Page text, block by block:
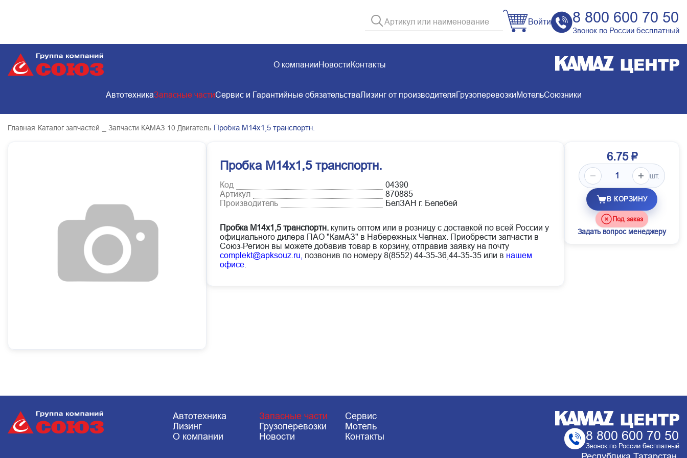
Войти 8 800 600 70 50
Звонок по России бесплатный
О компанииНовостиКонтакты
АвтотехникаЗапасные частиСервис и Гарантийные обязательстваЛизинг от производителяГрузоперевозкиМотельСоюзники
Главная Каталог запчастей _ Запчасти КАМАЗ 10 Двигатель Пробка М14х1,5 транспортн.
Пробка М14х1,5 транспортн.
Код
04390
Артикул
870885
Производитель
БелЗАН г. Белебей
Пробка М14х1,5 транспортн. купить оптом или в розницу с доставкой по всей России у
официального дилера ПАО "КамАЗ" в Набережных Челнах. Приобрести запчасти в
Союз-Регион вы можете добавив товар в корзину, отправив заявку на почту
complekt@apksouz.ru, позвонив по номеру 8(8552) 44-35-36,44-35-35 или в нашем
офисе
6.75 ₽
шт.
В КОРЗИНУ
Под заказ
Задать вопрос менеджеру
Автотехника Запасные части
Сервис
Лизинг
Грузоперевозки
Мотель
О компании
Новости Контакты 8 800 600 70 50
Звонок по России бесплатный